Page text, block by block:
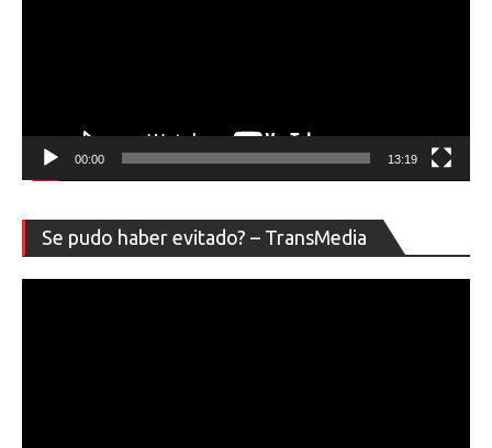
00:00 13:19
Se pudo haber evitado? – TransMedia
de